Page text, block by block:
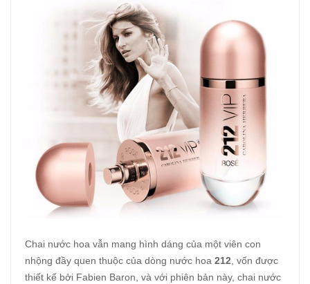
Chai nước hoa vẫn mang hình dáng của một viên con
nhộng đầy quen thuộc của dòng nước hoa 212 , vốn được
thiết kế bởi Fabien Baron, và với phiên bản này, chai nước